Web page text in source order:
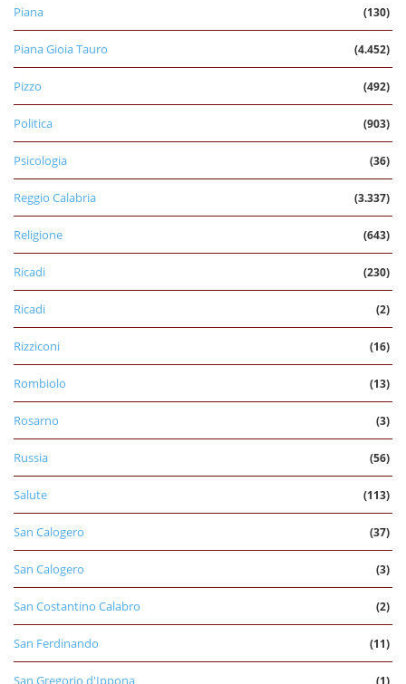
Piana (130)
Piana Gioia Tauro (4.452)
Pizzo (492)
Politica (903)
Psicologia (36)
Reggio Calabria (3.337)
Religione (643)
Ricadi (230)
Ricadi (2)
Rizziconi (16)
Rombiolo (13)
Rosarno (3)
Russia (56)
Salute (113)
San Calogero (37)
San Calogero (3)
San Costantino Calabro (2)
San Ferdinando (11)
San Gregorio d'Ippona